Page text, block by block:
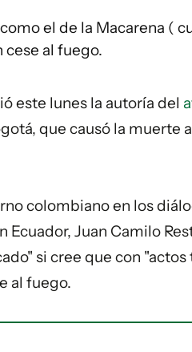
el de la Macarena (
cese al fuego.
este lunes la autoría del
que causó la muerte
colombiano en los
Juan Camilo
si cree que con
al fuego.